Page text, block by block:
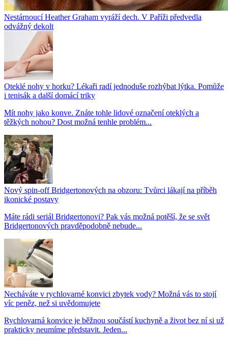
Nestárnoucí Heather Graham vyráží dech. V Paříži předvedla
odvážný dekolt
Oteklé nohy v horku? Lékaři radí jednoduše rozhýbat lýtka. Pomůže
i tenisák a další domácí triky
Mít nohy jako konve. Znáte tohle lidové označení oteklých a
těžkých nohou? Dost možná tenhle problém...
Nový spin-off Bridgertonových na obzoru: Tvůrci lákají na příběh
ikonické postavy
Máte rádi seriál Bridgertonovi? Pak vás možná potěší, že se svět
Bridgertonových pravděpodobně nebude...
Necháváte v rychlovarné konvici zbytek vody? Možná vás to stojí
víc peněz, než si uvědomujete
Rychlovarná konvice je běžnou součástí kuchyně a život bez ní si už
prakticky neumíme představit. Jeden...